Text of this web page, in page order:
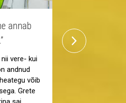
annab
vere- kui
andnud
võib
Grete
Suur
kino toetab